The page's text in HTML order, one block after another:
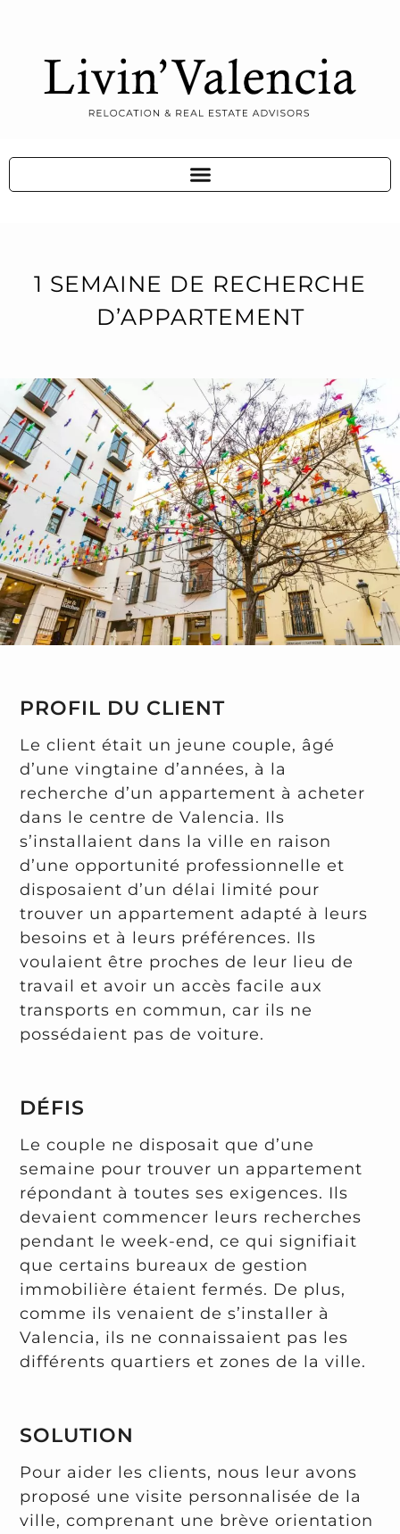
1 SEMAINE DE RECHERCHE
D’APPARTEMENT
PROFIL DU CLIENT
Le client était un jeune couple, âgé
d’une vingtaine d’années, à la
recherche d’un appartement à acheter
dans le centre de Valencia. Ils
s’installaient dans la ville en raison
d’une opportunité professionnelle et
disposaient d’un délai limité pour
trouver un appartement adapté à leurs
besoins et à leurs préférences. Ils
voulaient être proches de leur lieu de
travail et avoir un accès facile aux
transports en commun, car ils ne
possédaient pas de voiture.
DÉFIS
Le couple ne disposait que d’une
semaine pour trouver un appartement
répondant à toutes ses exigences. Ils
devaient commencer leurs recherches
pendant le week-end, ce qui signifiait
que certains bureaux de gestion
immobilière étaient fermés. De plus,
comme ils venaient de s’installer à
Valencia, ils ne connaissaient pas les
différents quartiers et zones de la ville.
SOLUTION
Pour aider les clients, nous leur avons
proposé une visite personnalisée de la
ville, comprenant une brève orientation